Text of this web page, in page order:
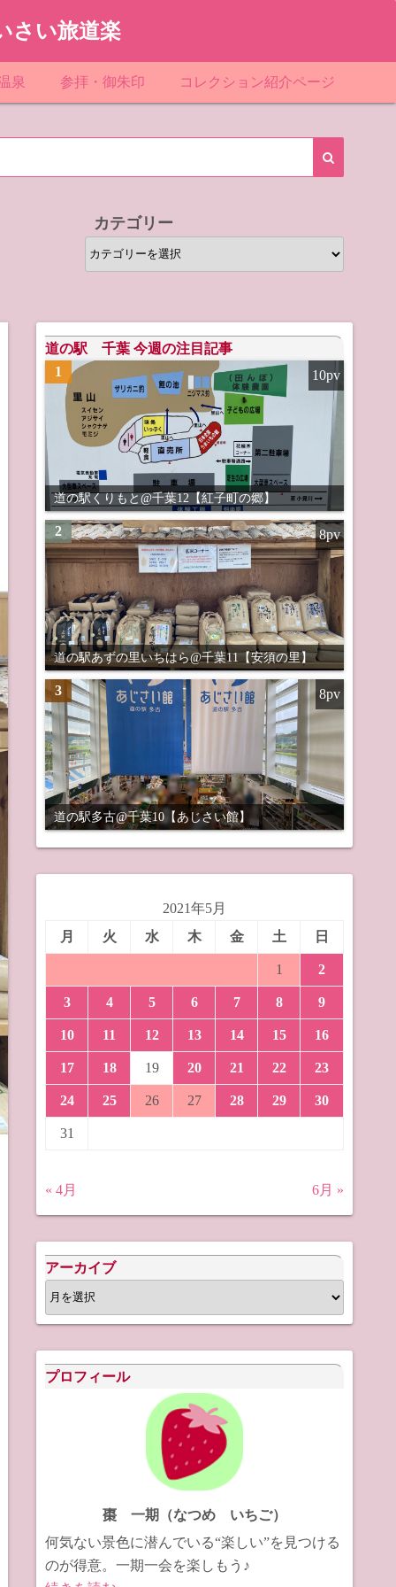
さい旅道楽
泉
ル
・ビジネスホテル
参拝・御朱印 コレクション紹介ページ
「東北」道の駅スタンプ一覧
カテゴリー
カ
テ
ー
道の駅 千葉 今週の注目記事
1
道の駅くりもと@千葉12【紅子町の郷】
10pv
2
道の駅あずの里いちはら@千葉11【安須の里】
8pv
3
道の駅多古@千葉10【あじさい館】
8pv
2021年5月
月
火 水 木 金 土 日
1 2
3 4 5 6 7 8 9
10 11 12 13 14 15 16
17 18 19 20 21 22 23
24 25 26 27 28 29 30
31
« 4月 6月 »
アーカイブ
ア
ー
ブ
プロフィール
棗 一期（なつめ いちご）
何気ない景色に潜んでいる“楽しい”を見つける
のが得意。一期一会を楽しもう♪